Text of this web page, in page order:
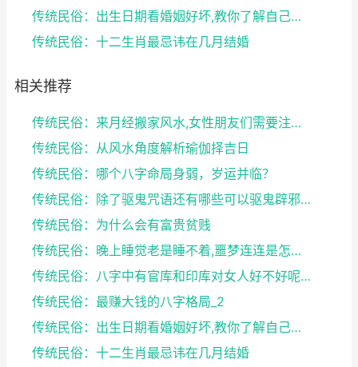
传统民俗：出生日期看婚姻好坏,教你了解自己未来的婚...
传统民俗：十二生肖最忌讳在几月结婚
相关推荐
传统民俗：来月经搬家风水,女性朋友们需要注意了
传统民俗：从风水角度解析瑜伽择吉日
传统民俗：哪个八字命局身弱，岁运并临？
传统民俗：除了驱鬼咒语还有哪些可以驱鬼辟邪的方法？...
传统民俗：为什么会有富贵贫贱
传统民俗：晚上睡觉老是睡不着,噩梦连连是怎么回事
传统民俗：八字中有官库和印库对女人好不好呢？赶快收...
传统民俗：最赚大钱的八字格局_2
传统民俗：出生日期看婚姻好坏,教你了解自己未来的婚...
传统民俗：十二生肖最忌讳在几月结婚